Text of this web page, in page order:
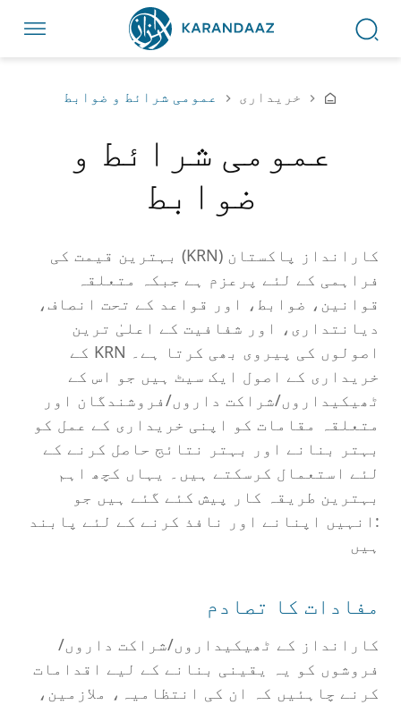
خریداری عمومی شرائط و ضوابط
عمومی شرائط و
ضوابط
کارانداز پاکستان (KRN) بہترین قیمت کی
فراہمی کے لئے پرعزم ہے جبکہ متعلقہ
قوانین، ضوابط، اور قواعد کے تحت انصاف،
دیانتداری، اور شفافیت کے اعلیٰ ترین
اصولوں کی پیروی بھی کرتا ہے۔ KRN کے
خریداری کے اصول ایک سیٹ ہیں جو اس کے
ٹھیکیداروں/شراکت داروں/فروشندگان اور
متعلقہ مقامات کو اپنی خریداری کے عمل کو
بہتر بنانے اور بہتر نتائج حاصل کرنے کے
لئے استعمال کرسکتے ہیں۔ یہاں کچھ اہم
بہترین طریقہ کار پیش کئے گئے ہیں جو
:انہیں اپنانے اور نافذ کرنے کے لئے پابند
ہیں
مفادات کا تصادم
کارانداز کے ٹھیکیداروں/شراکت داروں/
فروشوں کو یہ یقینی بنانے کے لیے اقدامات
کرنے چاہئیں کہ ان کی انتظامیہ، ملازمین،